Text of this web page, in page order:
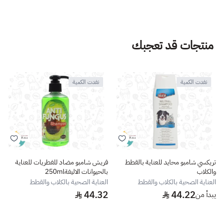
منتجات قد تعجبك
نفدت الكمية
تريكسي شامبو محايد للعناية بالقطط
والكلاب
العناية الصحية بالكلاب والقطط
يبدأ من44.22
نفدت الكمية
فريش شامبو مضاد للفطريات للعناية
بالحيوانات الاليفة250ml
العناية الصحية بالكلاب والقطط
44.32